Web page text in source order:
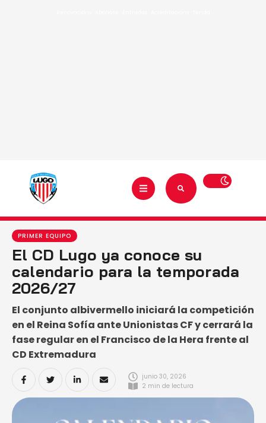
PRIMER EQUIPO
El CD Lugo ya conoce su
calendario para la temporada
2026/27
El conjunto albivermello iniciará la competición
en el Reina Sofía ante Unionistas CF y cerrará la
fase regular en el Francisco de la Hera frente al
CD Extremadura
junio 30, 2026
2 min de lectura